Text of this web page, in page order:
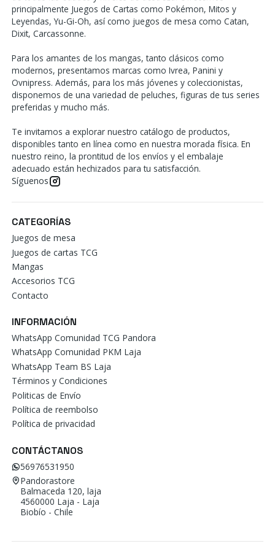
principalmente Juegos de Cartas como Pokémon, Mitos y
Leyendas, Yu-Gi-Oh, así como juegos de mesa como Catan,
Dixit, Carcassonne.
Para los amantes de los mangas, tanto clásicos como
modernos, presentamos marcas como Ivrea, Panini y
Ovnipress. Además, para los más jóvenes y coleccionistas,
disponemos de una variedad de peluches, figuras de tus series
preferidas y mucho más.
Te invitamos a explorar nuestro catálogo de productos,
disponibles tanto en línea como en nuestra morada física. En
nuestro reino, la prontitud de los envíos y el embalaje
adecuado están hechizados para tu satisfacción.
Síguenos
CATEGORÍAS
Juegos de mesa
Juegos de cartas TCG
Mangas
Accesorios TCG
Contacto
INFORMACIÓN
WhatsApp Comunidad TCG Pandora
WhatsApp Comunidad PKM Laja
WhatsApp Team BS Laja
Términos y Condiciones
Politicas de Envío
Política de reembolso
Política de privacidad
CONTÁCTANOS
56976531950
Pandorastore
Balmaceda 120, laja
4560000 Laja - Laja
Biobío - Chile